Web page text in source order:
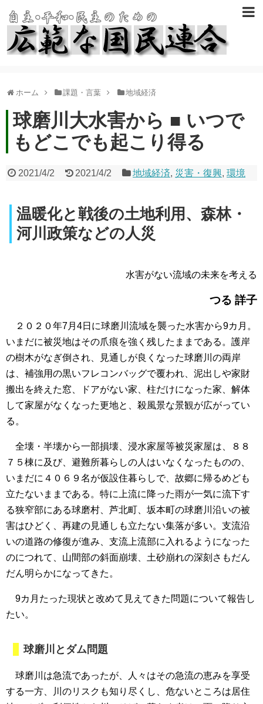
ホーム 課題・言葉 地域経済
球磨川大水害から ■ いつで
もどこでも起こり得る
2021/4/2 2021/4/2 地域経済, 災害・復興,環境
温暖化と戦後の土地利用、森林・
河川政策などの人災
水害がない流域の未来を考える
つる 詳子
２０２０年7月4日に球磨川流域を襲った水害から9カ月。
いまだに被災地はその爪痕を強く残したままである。護岸
の樹木がなぎ倒され、見通しが良くなった球磨川の両岸
は、補強用の黒いフレコンバッグで覆われ、泥出しや家財
搬出を終えた窓、ドアがない家、柱だけになった家、解体
して家屋がなくなった更地と、殺風景な景観が広がってい
る。
全壊・半壊から一部損壊、浸水家屋等被災家屋は、８８
７５棟に及び、避難所暮らしの人はいなくなったものの、
いまだに４０６９名が仮設住暮らしで、故郷に帰るめども
立たないままである。特に上流に降った雨が一気に流下す
る狭窄部にある球磨村、芦北町、坂本町の球磨川沿いの被
害はひどく、再建の見通しも立たない集落が多い。支流沿
いの道路の修復が進み、支流上流部に入れるようになった
のにつれて、山間部の斜面崩壊、土砂崩れの深刻さもだん
だん明らかになってきた。
9カ月たった現状と改めて見えてきた問題について報告し
たい。
球磨川とダム問題
球磨川は急流であったが、人々はその急流の恵みを享受
する一方、川のリスクも知り尽くし、危ないところは居住